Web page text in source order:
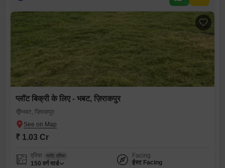
प्लॉट बिक्री के लिए - भबट, ज़िराकपुर
भबट, ज़िराकपुर
₹ 1.03 Cr
एरिया प्लॉट एरिया
150 वर्ग यार्ड
Facing
ईस्ट Facing